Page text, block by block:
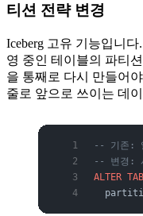
티션 전략 변경
Iceberg 고유 기능입니
영 중인 테이블의 파티
을 통째로 다시 만들어
줄로 앞으로 쓰이는 데
-- 기존:
-- 변경:
ALTER